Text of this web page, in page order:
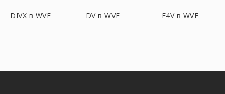
DIVX в WVE DV в WVE F4V в WVE